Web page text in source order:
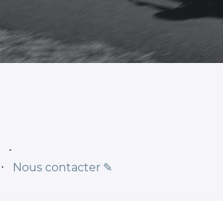
⋅
⋅ Nous contacter ✎